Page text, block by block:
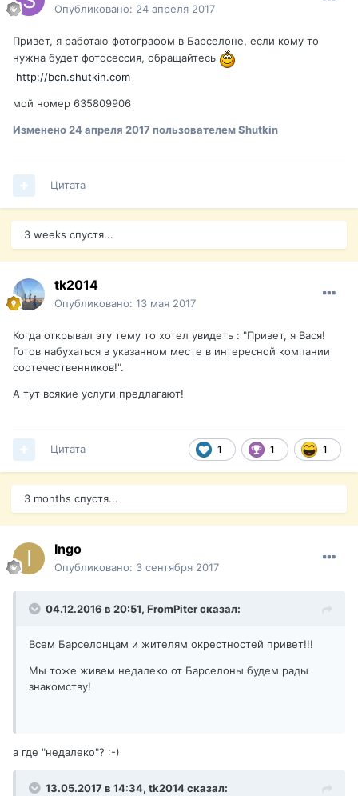
Опубликовано: 24 апреля 2017
Привет, я работаю фотографом в Барселоне, если кому то
нужна будет фотосессия, обращайтесь
http://bcn.shutkin.com
мой номер 635809906
Изменено24 апреля 2017 пользователем Shutkin
Цитата
3 weeks спустя...
tk2014
Опубликовано: 13 мая 2017
Когда открывал эту тему то хотел увидеть : "Привет, я Вася!
Готов набухаться в указанном месте в интересной компании
соотечественников!".
А тут всякие услуги предлагают!
1 1 1
Цитата
3 months спустя...
Ingo
Опубликовано: 3 сентября 2017
04.12.2016 в 20:51, FromPiterсказал:
Всем Барселонцам и жителям окрестностей привет!!!
Мы тоже живем недалеко от Барселоны будем рады
знакомству!
а где "недалеко"? :-)
13.05.2017 в 14:34, tk2014сказал: